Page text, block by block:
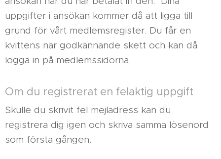
uppgifter i ansökan kommer då att ligga till
grund för vårt medlemsregister. Du får en
kvittens när godkännande skett och kan då
logga in på medlemssidorna.
Om du registrerat en felaktig uppgift
Skulle du skrivit fel mejladress kan du
registrera dig igen och skriva samma lösenord
som första gången.